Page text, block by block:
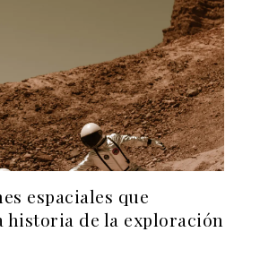
espaciales que
historia de la exploración